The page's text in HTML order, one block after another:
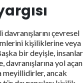
çevresel
kişiliklerine veya
bir deyişle, insanlar
davranışlarına yol açan
meyillidirler, ancak